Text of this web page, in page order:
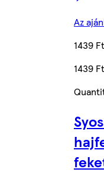
Az
1439 Ft
1439